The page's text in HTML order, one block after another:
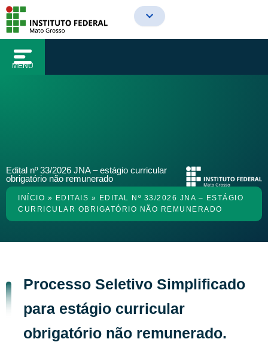
conteúdo
para
conteúdo
MENU
Edital nº 33/2026 JNA – estágio curricular
obrigatório não remunerado
INÍCIO » EDITAIS » EDITAL Nº 33/2026 JNA – ESTÁGIO
CURRICULAR OBRIGATÓRIO NÃO REMUNERADO
Processo Seletivo Simplificado
para estágio curricular
obrigatório não remunerado.